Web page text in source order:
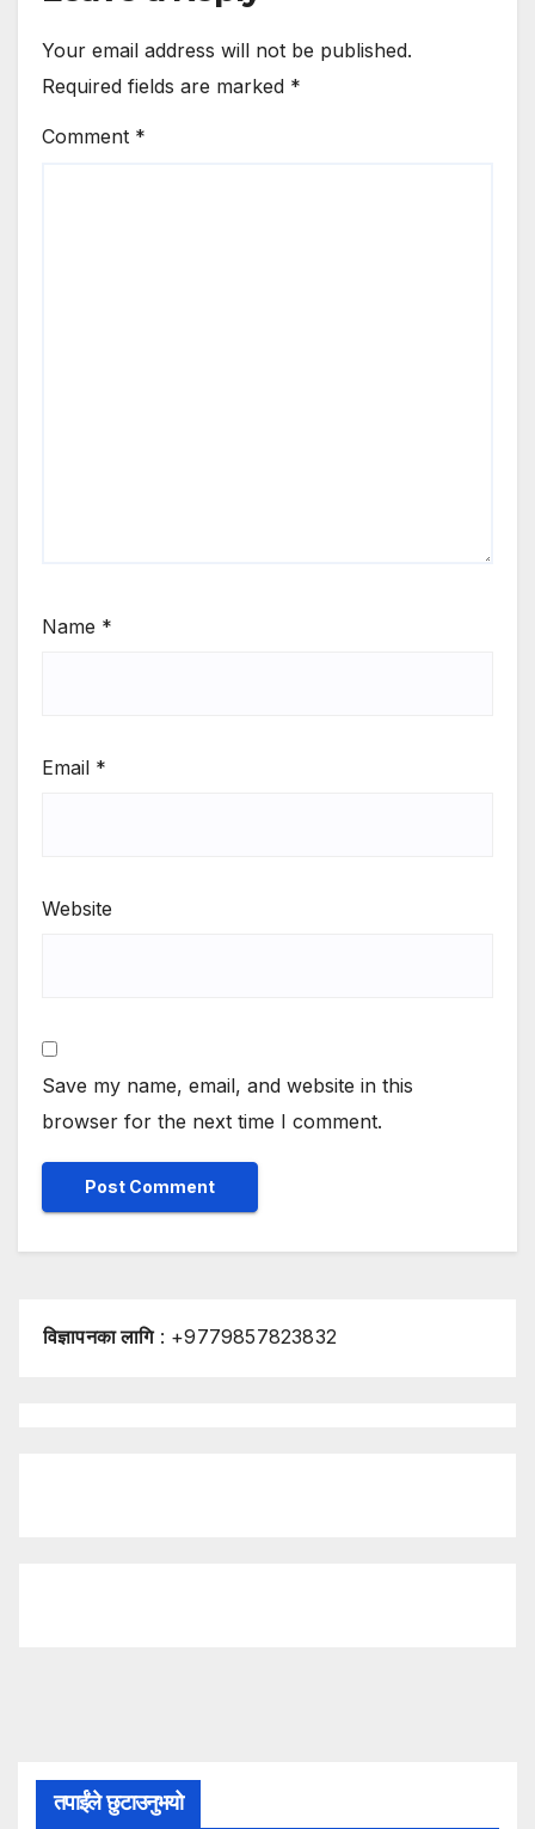
Your email address will not be published.
Required fields are marked *
Comment *
Name *
Email *
Website
Save my name, email, and website in this
browser for the next time I comment.
विज्ञापनका लागि: +9779857823832
तपाईंले छुटाउनुभयो